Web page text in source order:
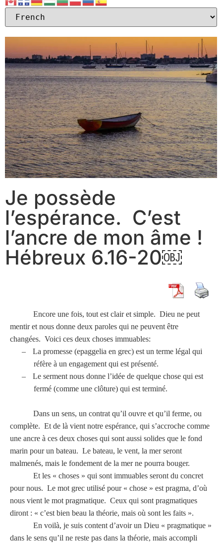
Je possède
l’espérance. C’est
l’ancre de mon âme !
Hébreux 6.16-20￼
Encore une fois, tout est clair et simple. Dieu ne peut
mentir et nous donne deux paroles qui ne peuvent être
changées. Voici ces deux choses immuables:
–
La promesse (epaggelia en grec) est un terme légal qui
réfère à un engagement qui est présenté.
–
Le serment nous donne l’idée de quelque chose qui est
fermé (comme une clôture) qui est terminé.
Dans un sens, un contrat qu’il ouvre et qu’il ferme, ou
complète. Et de là vient notre espérance, qui s’accroche comme
une ancre à ces deux choses qui sont aussi solides que le fond
marin pour un bateau. Le bateau, le vent, la mer seront
malmenés, mais le fondement de la mer ne pourra bouger.
Et les « choses » qui sont immuables seront du concret
pour nous. Le mot grec utilisé pour « chose » est pragma, d’où
nous vient le mot pragmatique. Ceux qui sont pragmatiques
diront : « c’est bien beau la théorie, mais où sont les faits ».
En voilà, je suis content d’avoir un Dieu « pragmatique »
dans le sens qu’il ne reste pas dans la théorie, mais accompli